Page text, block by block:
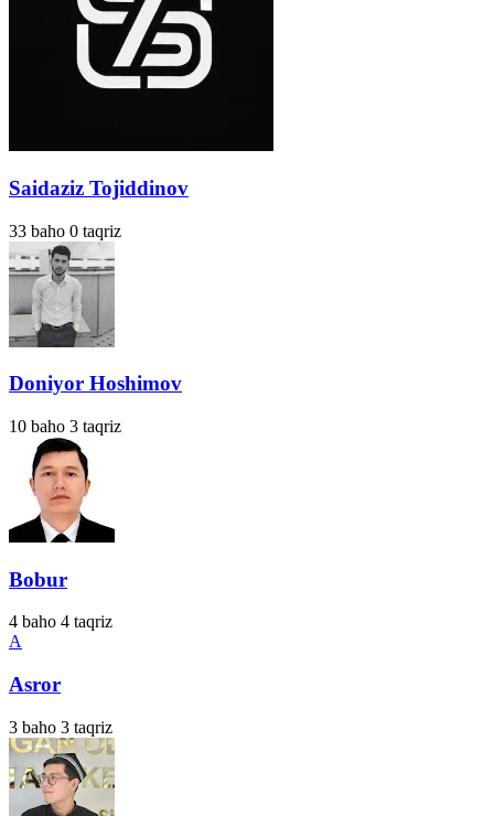
Saidaziz Tojiddinov
33 baho 0 taqriz
Doniyor Hoshimov
10 baho 3 taqriz
Bobur
4 baho 4 taqriz
A
Asror
3 baho 3 taqriz